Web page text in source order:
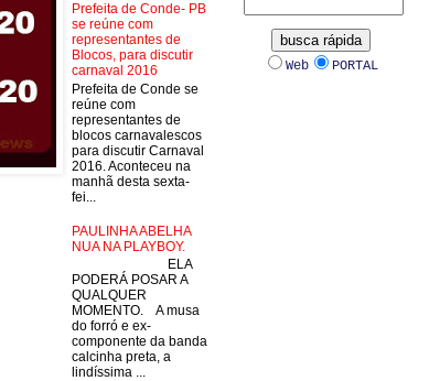
Prefeita de Conde- PB
se reúne com
representantes de
Blocos, para discutir
carnaval 2016
Prefeita de Conde se
reúne com
representantes de
blocos carnavalescos
para discutir Carnaval
2016. Aconteceu na
manhã desta sexta-
fei...
PAULINHA ABELHA
NUA NA PLAYBOY.
ELA
PODERÁ POSAR A
QUALQUER
MOMENTO. A musa
do forró e ex-
componente da banda
calcinha preta, a
lindíssima ...
Web PORTAL